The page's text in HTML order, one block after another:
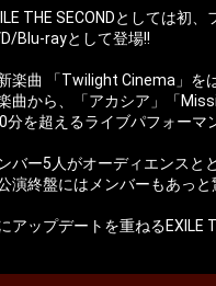
THE SECONDとしては初
Blu-rayとして登場!!
楽曲 「Twilight Cinema」を
曲から、「アカシア」「
分を超えるライブパフォーマ
バー5人がオーディエンスと
演終盤にはメンバーもあっ
アップデートを重ねるEXILE